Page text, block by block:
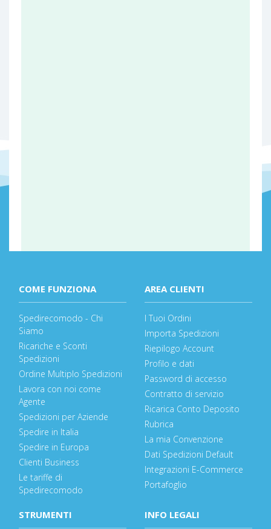
COME FUNZIONA
Spedirecomodo - Chi
Siamo
Ricariche e Sconti
Spedizioni
Ordine Multiplo Spedizioni
Lavora con noi come
Agente
Spedizioni per Aziende
Spedire in Italia
Spedire in Europa
Clienti Business
Le tariffe di
Spedirecomodo
AREA CLIENTI
I Tuoi Ordini
Importa Spedizioni
Riepilogo Account
Profilo e dati
Password di accesso
Contratto di servizio
Ricarica Conto Deposito
Rubrica
La mia Convenzione
Dati Spedizioni Default
Integrazioni E-Commerce
Portafoglio
STRUMENTI INFO LEGALI